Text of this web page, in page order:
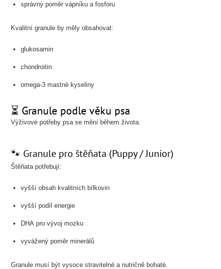
správný poměr vápníku a fosforu
Kvalitní granule by měly obsahovat:
glukosamin
chondroitin
omega-3 mastné kyseliny
⏳ Granule podle věku psa
Výživové potřeby psa se mění během života.
🐾 Granule pro štěňata (Puppy / Junior)
Štěňata potřebují:
vyšší obsah kvalitních bílkovin
vyšší podíl energie
DHA pro vývoj mozku
vyvážený poměr minerálů
Granule musí být vysoce stravitelné a nutričně bohaté.